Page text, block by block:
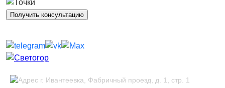
Получить консультацию
г. Ивантеевка, Фабричный проезд, д. 1, стр. 1